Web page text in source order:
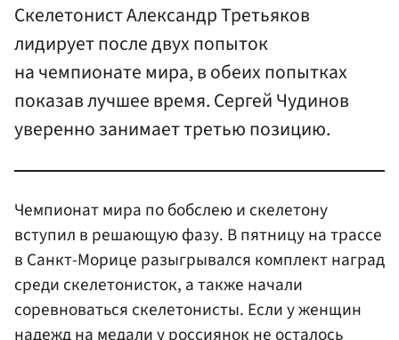
Скелетонист Александр Третьяков
лидирует после двух попыток
на чемпионате мира, в обеих попытках
показав лучшее время. Сергей Чудинов
уверенно занимает третью позицию.
Чемпионат мира по бобслею и скелетону
вступил в решающую фазу. В пятницу на трассе
в Санкт-Морице разыгрывался комплект наград
среди скелетонисток, а также начали
соревноваться скелетонисты. Если у женщин
надежд на медали у россиянок не осталось